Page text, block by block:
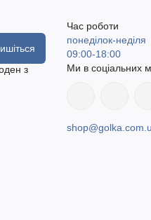
з
Час роботи
понеділок-неділя
09:00-18:00
Ми в соціальних